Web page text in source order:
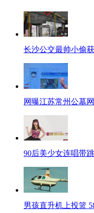
长沙公交最帅小偷
网曝江苏常州公墓
90后美少女连唱带
男孩直升机上投篮